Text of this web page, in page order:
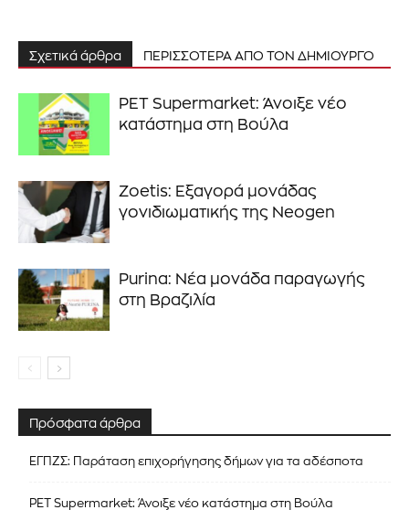
Σχετικά άρθρα ΠΕΡΙΣΣΟΤΕΡΑ ΑΠΟ ΤΟΝ ΔΗΜΙΟΥΡΓΟ
PET Supermarket: Άνοιξε νέο
κατάστημα στη Βούλα
Zoetis: Εξαγορά μονάδας
γονιδιωματικής της Neogen
Purina: Νέα μονάδα παραγωγής
στη Βραζιλία
Πρόσφατα άρθρα
ΕΓΠΖΣ: Παράταση επιχορήγησης δήμων για τα αδέσποτα
PET Supermarket: Άνοιξε νέο κατάστημα στη Βούλα